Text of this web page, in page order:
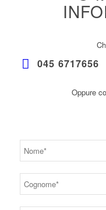
045 6717656
Oppure